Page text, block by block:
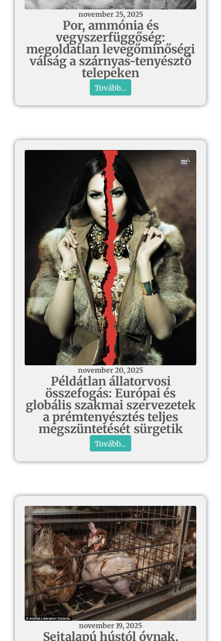
november 25, 2025
Por, ammónia és
vegyszerfüggőség:
megoldatlan levegőminőségi
válság a szárnyas-tenyésztő
telepeken
Tovább...
november 20, 2025
Példátlan állatorvosi
összefogás: Európai és
globális szakmai szervezetek
a prémtenyésztés teljes
megszüntetését sürgetik
Tovább...
november 19, 2025
Sejtalapú hústól óvnak,